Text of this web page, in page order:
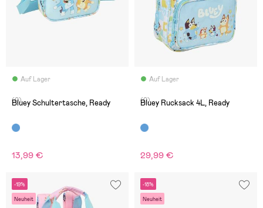
Auf Lager
(0)
Bluey Schultertasche, Ready
13,99 €
Auf Lager
(0)
Bluey Rucksack 4L, Ready
29,99 €
-19%
Neuheit
-18%
Neuheit